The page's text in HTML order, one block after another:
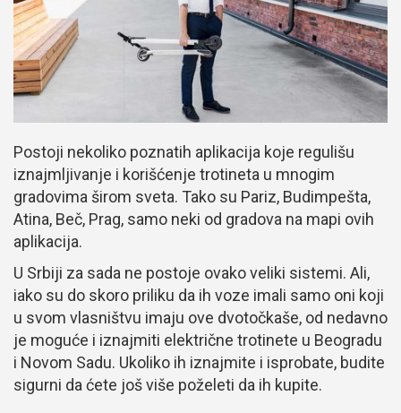
Postoji nekoliko poznatih aplikacija koje regulišu
iznajmljivanje i korišćenje trotineta u mnogim
gradovima širom sveta. Tako su Pariz, Budimpešta,
Atina, Beč, Prag, samo neki od gradova na mapi ovih
aplikacija.
U Srbiji za sada ne postoje ovako veliki sistemi. Ali,
iako su do skoro priliku da ih voze imali samo oni koji
u svom vlasništvu imaju ove dvotočkaše, od nedavno
je moguće i iznajmiti električne trotinete u Beogradu
i Novom Sadu. Ukoliko ih iznajmite i isprobate, budite
sigurni da ćete još više poželeti da ih kupite.